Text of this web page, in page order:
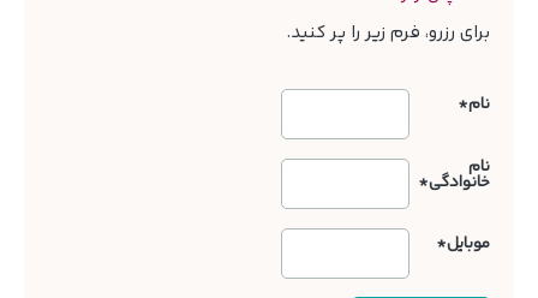
برای رزرو، فرم زیر را پر کنید.
نام*
نام
خانوادگی*
موبایل*